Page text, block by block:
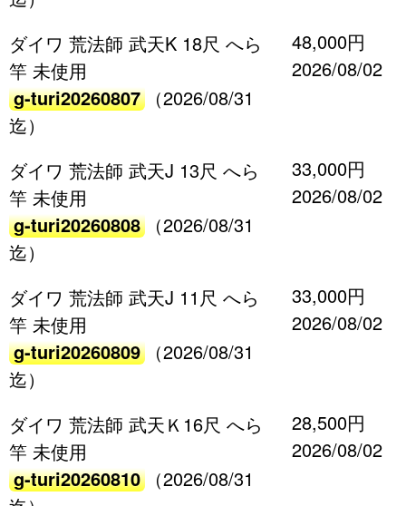
ダイワ 荒法師 武天K 18尺 へら
竿 未使用
g-turi20260807
（2026/08/31
迄）
48,000円
2026/08/02
ダイワ 荒法師 武天J 13尺 へら
竿 未使用
g-turi20260808
（2026/08/31
迄）
33,000円
2026/08/02
ダイワ 荒法師 武天J 11尺 へら
竿 未使用
g-turi20260809
（2026/08/31
迄）
33,000円
2026/08/02
ダイワ 荒法師 武天Ｋ16尺 へら
竿 未使用
g-turi20260810
（2026/08/31
28,500円
2026/08/02